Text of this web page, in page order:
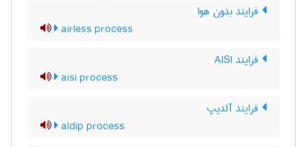
فرایند بدون هوا
airless process
فرایند AISI
aisi process
فرایند آلدیپ
aldip process